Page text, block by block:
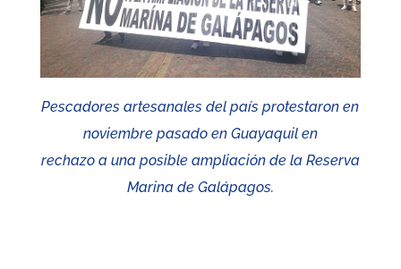
Pescadores artesanales del país protestaron en
noviembre pasado en Guayaquil en
rechazo a una posible ampliación de la Reserva
Marina de Galápagos.